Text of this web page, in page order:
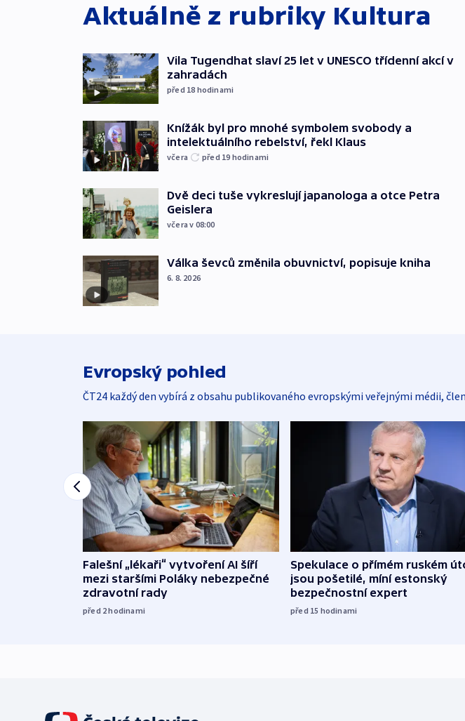
Aktuálně z rubriky Kultura
Vila Tugendhat slaví 25 let v UNESCO třídenní akcí v
zahradách
před 18 hodinami
Knížák byl pro mnohé symbolem svobody a
intelektuálního rebelství, řekl Klaus
včera před 19 hodinami
Dvě deci tuše vykreslují japanologa a otce Petra
Geislera
včera v 08:00
Válka ševců změnila obuvnictví, popisuje kniha
6. 8. 2026
Evropský pohled
ČT24 každý den vybírá z obsahu publikovaného evropskými veřejnými médii,
Falešní „lékaři“ vytvoření AI šíří
mezi staršími Poláky nebezpečné
zdravotní rady
před 2hodinami
Spekulace o přímém ruském
jsou pošetilé, míní estonský
bezpečnostní expert
před 15 hodinami